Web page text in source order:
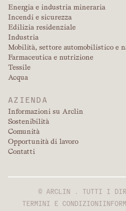
Energia e industria mineraria
Incendi e sicurezza
Edilizia residenziale
Industria
Mobilità, settore automobilistico e
Farmaceutica e nutrizione
Tessile
Acqua
AZIENDA
Informazioni su Arclin
Sostenibilità
Comunità
Opportunità di lavoro
Contatti
TERMINI E CONDIZIONI
© ARCLIN . TUTTI I